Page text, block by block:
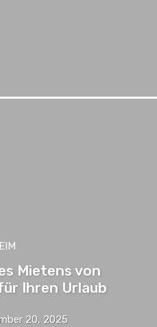
Mietens von
Ihren Urlaub
20, 2025